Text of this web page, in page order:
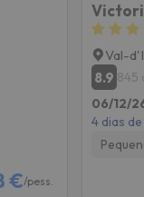
€/pess.
Val-
8.9 845
06/12/
4 dias